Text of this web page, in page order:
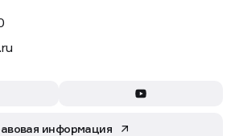
информация